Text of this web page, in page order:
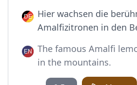
Hier wachsen die
Amalfizitronen in den
The famous Amalfi
in the mountains.